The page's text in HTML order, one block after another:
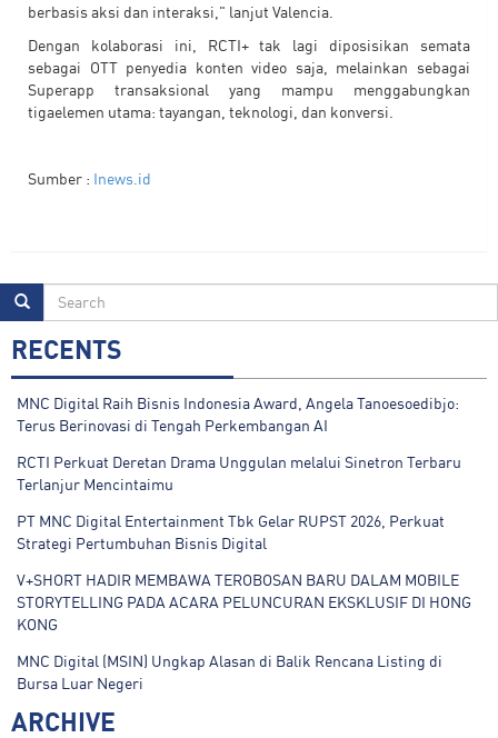
berbasis aksi dan interaksi," lanjut Valencia.
Dengan kolaborasi ini, RCTI+ tak lagi diposisikan semata
sebagai OTT penyedia konten video saja, melainkan sebagai
Superapp transaksional yang mampu menggabungkan
tigaelemen utama: tayangan, teknologi, dan konversi.
Sumber : Inews.id
RECENTS
MNC Digital Raih Bisnis Indonesia Award, Angela Tanoesoedibjo:
Terus Berinovasi di Tengah Perkembangan AI
RCTI Perkuat Deretan Drama Unggulan melalui Sinetron Terbaru
Terlanjur Mencintaimu
PT MNC Digital Entertainment Tbk Gelar RUPST 2026, Perkuat
Strategi Pertumbuhan Bisnis Digital
V+SHORT HADIR MEMBAWA TEROBOSAN BARU DALAM MOBILE
STORYTELLING PADA ACARA PELUNCURAN EKSKLUSIF DI HONG
KONG
MNC Digital (MSIN) Ungkap Alasan di Balik Rencana Listing di
Bursa Luar Negeri
ARCHIVE